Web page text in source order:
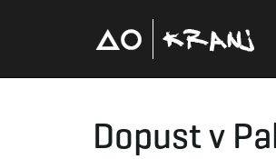
Dopust v